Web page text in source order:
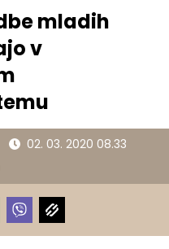
mladih
v
02. 03. 2020 08.33